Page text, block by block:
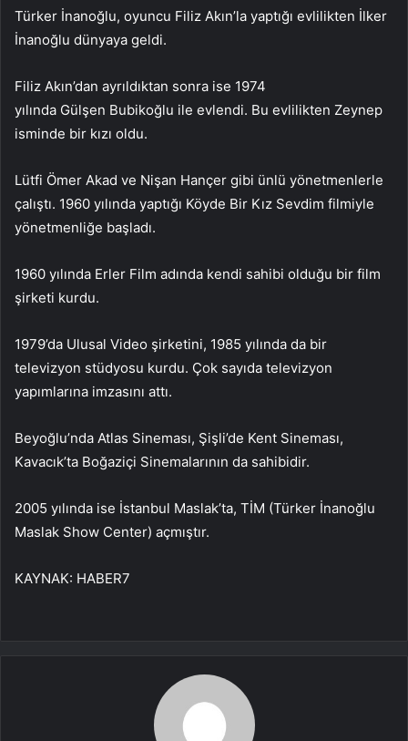
Türker İnanoğlu, oyuncu Filiz Akın’la yaptığı evlilikten İlker
İnanoğlu dünyaya geldi.
Filiz Akın’dan ayrıldıktan sonra ise 1974
yılında Gülşen Bubikoğlu ile evlendi. Bu evlilikten Zeynep
isminde bir kızı oldu.
Lütfi Ömer Akad ve Nişan Hançer gibi ünlü yönetmenlerle
çalıştı. 1960 yılında yaptığı Köyde Bir Kız Sevdim filmiyle
yönetmenliğe başladı.
1960 yılında Erler Film adında kendi sahibi olduğu bir film
şirketi kurdu.
1979’da Ulusal Video şirketini, 1985 yılında da bir
televizyon stüdyosu kurdu. Çok sayıda televizyon
yapımlarına imzasını attı.
Beyoğlu’nda Atlas Sineması, Şişli’de Kent Sineması,
Kavacık’ta Boğaziçi Sinemalarının da sahibidir.
2005 yılında ise İstanbul Maslak’ta, TİM (Türker İnanoğlu
Maslak Show Center) açmıştır.
KAYNAK: HABER7